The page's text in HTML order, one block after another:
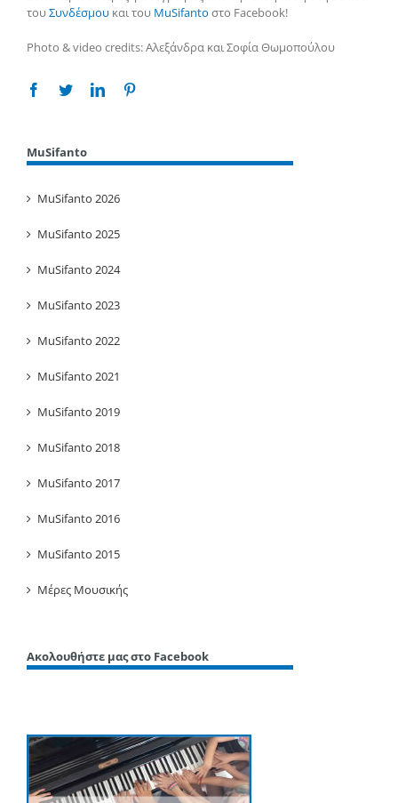
τουΣυνδέσμου και του MuSifanto στο Facebook!
Photo & video credits: Αλεξάνδρα και Σοφία Θωμοπούλου
Facebook
TwitterLinkedin
MuSifanto
MuSifanto 2026
MuSifanto 2025
MuSifanto 2024
MuSifanto 2023
MuSifanto 2022
MuSifanto 2021
MuSifanto 2019
MuSifanto 2018
MuSifanto 2017
MuSifanto 2016
MuSifanto 2015
Μέρες Μουσικής
Ακολουθήστε μας στο Facebook